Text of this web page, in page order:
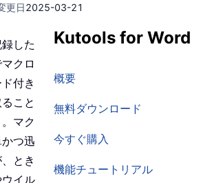
更日2025-03-21
Kutools for Word
概要
無料ダウンロード
今すぐ購入
機能チュートリアル
した
クロ
付き
こと
マク
つ迅
とき
イル